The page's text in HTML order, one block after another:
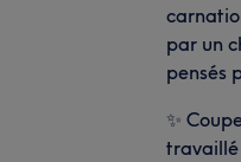
par un
pensés
✨
travaillé